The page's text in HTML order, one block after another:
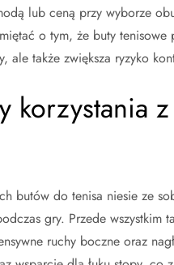
lub ceną przy wyborze
o tym, że buty
ale także zwiększa ryzyko
korzystania
butów do tenisa niesie ze
gry. Przede wszystkim
ruchy boczne oraz